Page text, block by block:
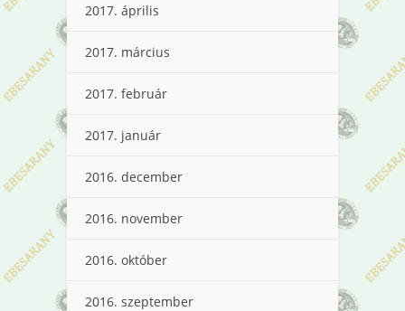
2017. április
2017. március
2017. február
2017. január
2016. december
2016. november
2016. október
2016. szeptember